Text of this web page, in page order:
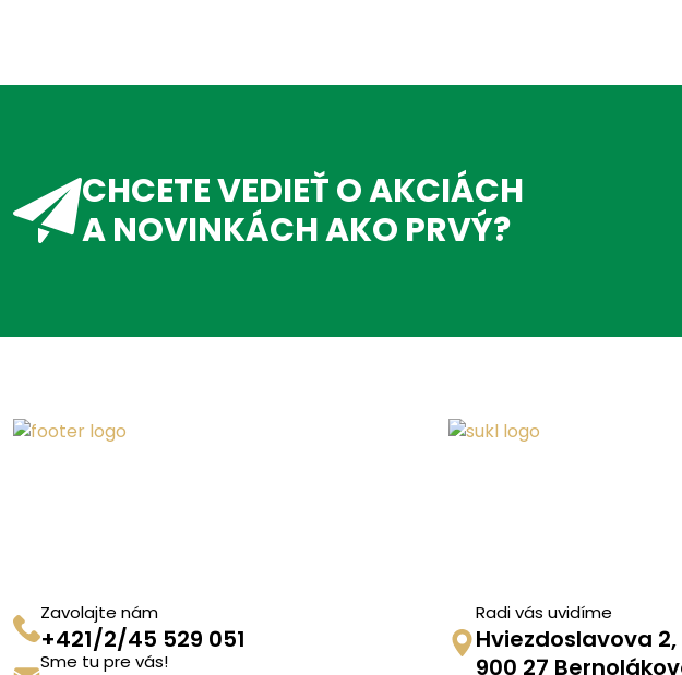
CHCETE VEDIEŤ O AKCIÁCH
A NOVINKÁCH AKO PRVÝ?
Zavolajte nám
+421/2/45 529 051
Sme tu pre vás!
Radi vás uvidíme
Hviezdoslavova 2,
900 27